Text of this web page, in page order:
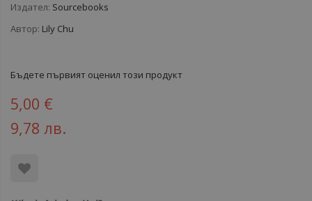
Издател: Sourcebooks
Автор: Lily Chu
Бъдете първият оценил този продукт
5,00 €
9,78 лв.